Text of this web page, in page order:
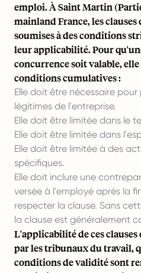
emploi. À Saint Martin
mainland France, les
soumises à des conditions
leur applicabilité. Pour
concurrence soit valable,
conditions cumulatives :
Elle doit être nécessaire
légitimes de l'entreprise.
Elle doit être limitée dans le
Elle doit être limitée dans
Elle doit être limitée à des
spécifiques.
Elle doit inclure une
versée à l'employé après la
respecter la clause. Sans
la clause est généralement
L'applicabilité de ces clauses
par les tribunaux du travail,
conditions de validité sont